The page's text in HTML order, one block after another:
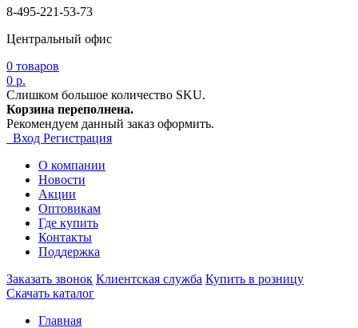
8-495-221-53-73
Центральный офис
0 товаров
0 р.
Слишком большое количество SKU.
Корзина переполнена.
Рекомендуем данный заказ оформить.
Вход Регистрация
О компании
Новости
Акции
Оптовикам
Где купить
Контакты
Поддержка
Заказать звонок Клиентская служба Купить в розницу
Скачать каталог
Главная